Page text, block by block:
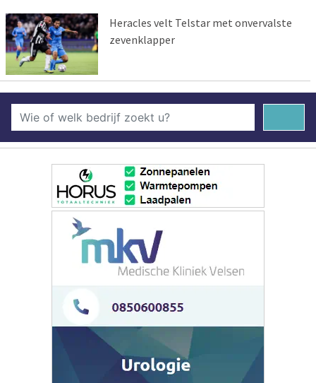
Heracles velt Telstar met onvervalste
zevenklapper